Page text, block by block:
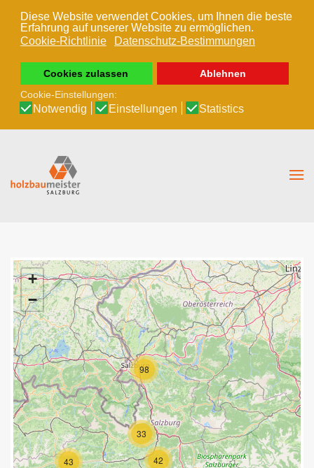
Diese Website verwendet Cookies, um Ihnen die beste
Erfahrung auf unserer Website zu ermöglichen.
Cookie-Richtlinie
Datenschutz-Bestimmungen
Cookies zulassen
Ablehnen
Cookie-Einstellungen:
Notwendig Einstellungen Statistics
Zum Hauptinhalt springen
33
42
43
98
+
−